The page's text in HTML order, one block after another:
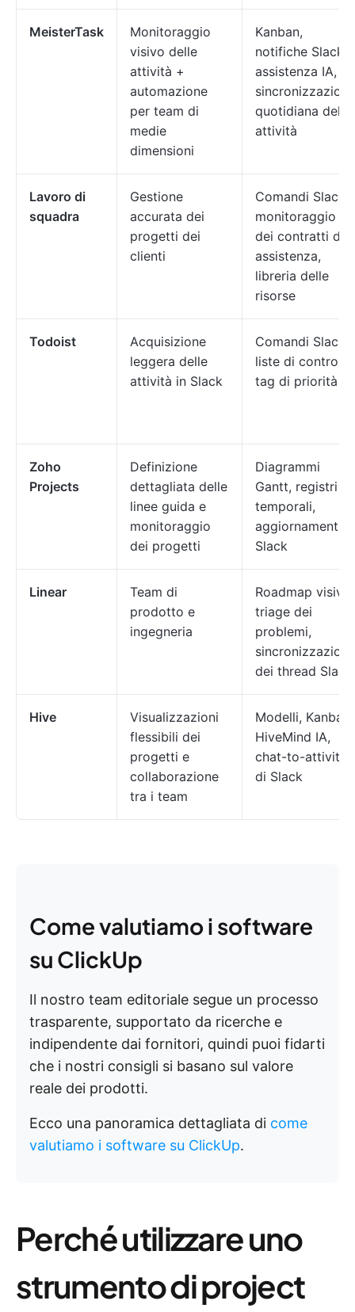
MeisterTask
Monitoraggio
visivo delle
attività +
automazione
per team di
medie
dimensioni
Kanban,
notifiche Slack,
assistenza IA,
sincronizzazione
quotidiana delle
attività
Lavoro di
squadra
Gestione
accurata dei
progetti dei
clienti
Comandi Slack,
monitoraggio
dei contratti di
assistenza,
libreria delle
risorse
Todoist
Acquisizione
leggera delle
attività in Slack
Comandi Slack,
liste di controllo,
tag di priorità
Zoho
Projects
Definizione
dettagliata delle
linee guida e
monitoraggio
dei progetti
Diagrammi
Gantt, registri
temporali,
aggiornamenti
Slack
Linear
Team di
prodotto e
ingegneria
Roadmap visive,
triage dei
problemi,
sincronizzazione
dei thread Slack
Hive
Visualizzazioni
flessibili dei
progetti e
collaborazione
tra i team
Modelli, Kanban,
HiveMind IA,
chat-to-attività
di Slack
Come valutiamo i software
su ClickUp
Il nostro team editoriale segue un processo
trasparente, supportato da ricerche e
indipendente dai fornitori, quindi puoi fidarti
che i nostri consigli si basano sul valore
reale dei prodotti.
Ecco una panoramica dettagliata di come
valutiamo i software su ClickUp.
Perché utilizzare uno
strumento di project